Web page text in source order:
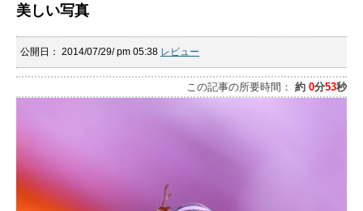
美しい写真
公開日： 2014/07/29/ pm 05:38 レビュー
この記事の所要時間： 約 0分53秒